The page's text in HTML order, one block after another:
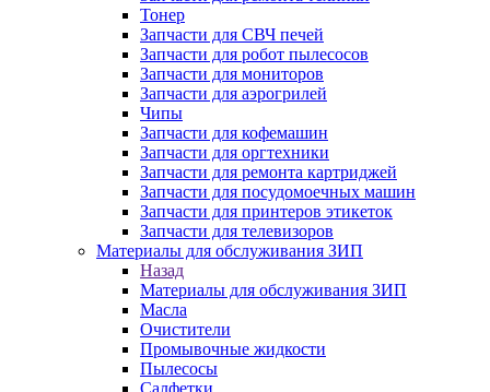
Тонер
Запчасти для СВЧ печей
Запчасти для робот пылесосов
Запчасти для мониторов
Запчасти для аэрогрилей
Чипы
Запчасти для кофемашин
Запчасти для оргтехники
Запчасти для ремонта картриджей
Запчасти для посудомоечных машин
Запчасти для принтеров этикеток
Запчасти для телевизоров
Материалы для обслуживания ЗИП
Назад
Материалы для обслуживания ЗИП
Масла
Очистители
Промывочные жидкости
Пылесосы
Салфетки